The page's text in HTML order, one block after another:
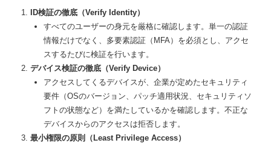
ID検証の徹底（Verify Identity）
すべてのユーザーの身元を厳格に確認します。単一の認証
情報だけでなく、多要素認証（MFA）を必須とし、アクセ
スするたびに検証を行います。
デバイス検証の徹底（Verify Device）
アクセスしてくるデバイスが、企業が定めたセキュリティ
要件（OSのバージョン、パッチ適用状況、セキュリティソ
フトの状態など）を満たしているかを確認します。不正な
デバイスからのアクセスは拒否します。
最小権限の原則（Least Privilege Access）